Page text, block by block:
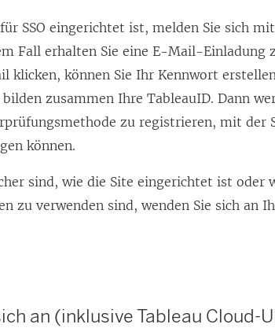
SSO eingerichtet ist, melden Sie sich
Fall erhalten Sie eine E-Mail-Einladung
klicken, können Sie Ihr Kennwort
zusammen Ihre TableauID. Dann
zu registrieren, mit der
können.
sind, wie die Site eingerichtet ist oder
zu verwenden sind, wenden Sie sich an
an (inklusive Tableau Cloud-